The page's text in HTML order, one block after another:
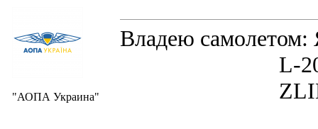
"АОПА Украина"
Владею
L-200D
ZLIN 526